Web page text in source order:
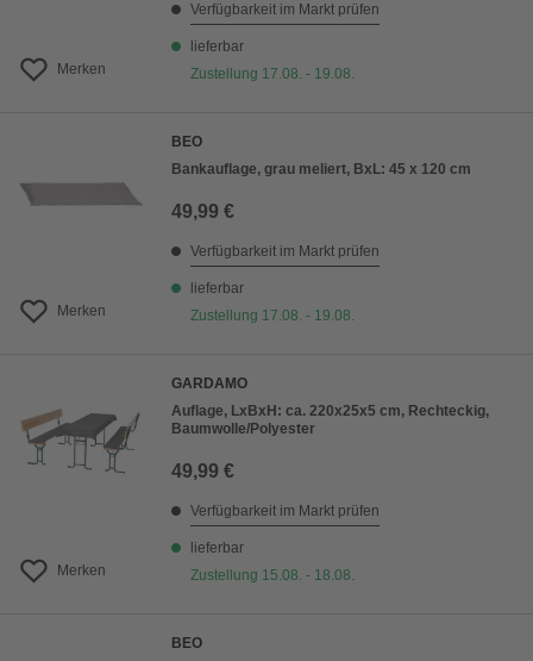
Merken
Verfügbarkeit im Markt prüfen
lieferbar
Zustellung 17.08. - 19.08.
Merken
BEO
Bankauflage, grau meliert, BxL: 45 x 120 cm
49,99 €
Verfügbarkeit im Markt prüfen
lieferbar
Zustellung 17.08. - 19.08.
Merken
GARDAMO
Auflage, LxBxH: ca. 220x25x5 cm, Rechteckig,
Baumwolle/Polyester
49,99 €
Verfügbarkeit im Markt prüfen
lieferbar
Zustellung 15.08. - 18.08.
BEO